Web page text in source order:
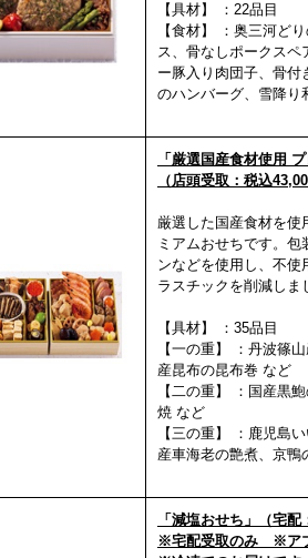
【具材】 ：22品目
【食材】 ：奥三河ど
ス、骨なしポークスペ
ー豚入り肉団子、骨付
のハンバーグ、 雪降り
「厳選国産食材使用
（店頭受取：税込
厳選した国産食材を使
ミアムおせちです。包
ンなどを使用し、不使
ラスチックを削減しま
【具材】 ：35品目
【一の重】 ：丹波篠
産昆布の昆布巻 など
【二の重】 ：国産黒
焼 など
【三の重】 ：鹿児島
産車海老の艶煮、 京鴨
「減塩おせち」（宅配
※宅配受取のみ ※ア